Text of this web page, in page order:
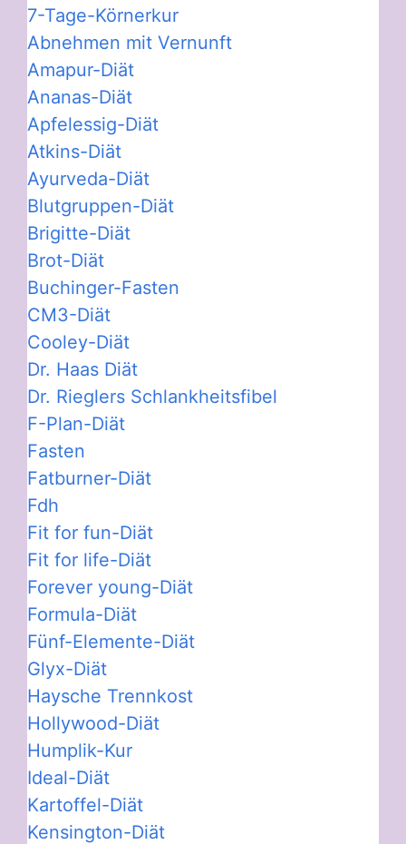
7-Tage-Körnerkur
Abnehmen mit Vernunft
Amapur-Diät
Ananas-Diät
Apfelessig-Diät
Atkins-Diät
Ayurveda-Diät
Blutgruppen-Diät
Brigitte-Diät
Brot-Diät
Buchinger-Fasten
CM3-Diät
Cooley-Diät
Dr. Haas Diät
Dr. Rieglers Schlankheitsfibel
F-Plan-Diät
Fasten
Fatburner-Diät
Fdh
Fit for fun-Diät
Fit for life-Diät
Forever young-Diät
Formula-Diät
Fünf-Elemente-Diät
Glyx-Diät
Haysche Trennkost
Hollywood-Diät
Humplik-Kur
Ideal-Diät
Kartoffel-Diät
Kensington-Diät